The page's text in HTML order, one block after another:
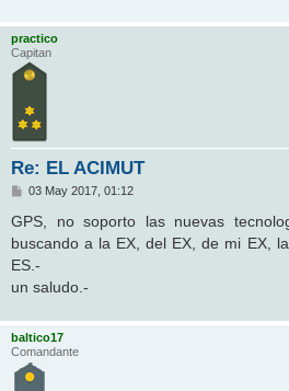
practico
Capitan
Re: EL ACIMUT
M
n
a
j
e
03 May 2017, 01:12
GPS, no soporto las nuevas
buscando a la EX, del EX, de mi EX,
ES.-
un saludo.-
baltico17
Comandante